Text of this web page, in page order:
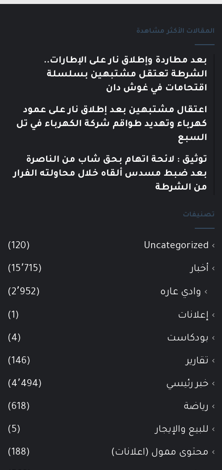
المقالات الأكثر مشاهدة
بعد مطاردة وإطلاق نار على الإطارات..
الشرطة تعتقل مشتبهين بسلسلة
اقتحامات في غوش دان
اعتقال مشتبهين بعد إطلاق نار على عمود
كهرباء وتهديد طواقم شركة الكهرباء في تل
السبع
توثيق : لائحة اتهام بحق شاب من الناصرة
بعد ضبط مسدس ألقاه خلال محاولته الفرار
من الشرطة
تصنيفات
Uncategorized
(120)
أخبار (15٬715)
وادي عاره (2٬952)
إعلانات (1)
بودكاست (4)
تقارير (146)
خبر رئيسي (4٬494)
رياضة (618)
للبيع والإيجار (5)
محتوى ممول (اعلانات) (188)